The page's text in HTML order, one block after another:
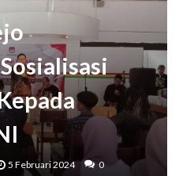
Aren Desa Keduren,
Wujudkan Lingkungan Ramah Anak Sejak
5 Februari 2024 0